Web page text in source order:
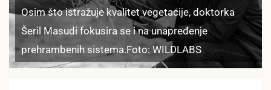
Osim što istražuje kvalitet vegetacije, doktorka
Šeril Masudi fokusira se i na unapređenje
prehrambenih sistema.Foto: WILDLABS